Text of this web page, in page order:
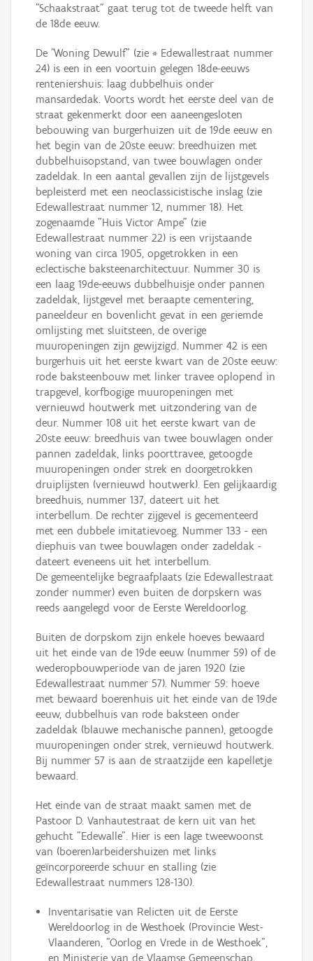
"Schaakstraat" gaat terug tot de tweede helft van
de 18de eeuw.
De "Woning Dewulf" (zie * Edewallestraat nummer
24) is een in een voortuin gelegen 18de-eeuws
renteniershuis: laag dubbelhuis onder
mansardedak. Voorts wordt het eerste deel van de
straat gekenmerkt door een aaneengesloten
bebouwing van burgerhuizen uit de 19de eeuw en
het begin van de 20ste eeuw: breedhuizen met
dubbelhuisopstand, van twee bouwlagen onder
zadeldak. In een aantal gevallen zijn de lijstgevels
bepleisterd met een neoclassicistische inslag (zie
Edewallestraat nummer 12, nummer 18). Het
zogenaamde "Huis Victor Ampe" (zie
Edewallestraat nummer 22) is een vrijstaande
woning van circa 1905, opgetrokken in een
eclectische baksteenarchitectuur. Nummer 30 is
een laag 19de-eeuws dubbelhuisje onder pannen
zadeldak, lijstgevel met beraapte cementering,
paneeldeur en bovenlicht gevat in een geriemde
omlijsting met sluitsteen, de overige
muuropeningen zijn gewijzigd. Nummer 42 is een
burgerhuis uit het eerste kwart van de 20ste eeuw:
rode baksteenbouw met linker travee oplopend in
trapgevel, korfbogige muuropeningen met
vernieuwd houtwerk met uitzondering van de
deur. Nummer 108 uit het eerste kwart van de
20ste eeuw: breedhuis van twee bouwlagen onder
pannen zadeldak, links poorttravee, getoogde
muuropeningen onder strek en doorgetrokken
druiplijsten (vernieuwd houtwerk). Een gelijkaardig
breedhuis, nummer 137, dateert uit het
interbellum. De rechter zijgevel is gecementeerd
met een dubbele imitatievoeg. Nummer 133 - een
diephuis van twee bouwlagen onder zadeldak -
dateert eveneens uit het interbellum.
De gemeentelijke begraafplaats (zie Edewallestraat
zonder nummer) even buiten de dorpskern was
reeds aangelegd voor de Eerste Wereldoorlog.
Buiten de dorpskom zijn enkele hoeves bewaard
uit het einde van de 19de eeuw (nummer 59) of de
wederopbouwperiode van de jaren 1920 (zie
Edewallestraat nummer 57). Nummer 59: hoeve
met bewaard boerenhuis uit het einde van de 19de
eeuw, dubbelhuis van rode baksteen onder
zadeldak (blauwe mechanische pannen), getoogde
muuropeningen onder strek, vernieuwd houtwerk.
Bij nummer 57 is aan de straatzijde een kapelletje
bewaard.
Het einde van de straat maakt samen met de
Pastoor D. Vanhautestraat de kern uit van het
gehucht "Edewalle". Hier is een lage tweewoonst
van (boeren)arbeidershuizen met links
geïncorporeerde schuur en stalling (zie
Edewallestraat nummers 128-130).
Inventarisatie van Relicten uit de Eerste
Wereldoorlog in de Westhoek (Provincie West-
Vlaanderen, "Oorlog en Vrede in de Westhoek",
en Ministerie van de Vlaamse Gemeenschap,